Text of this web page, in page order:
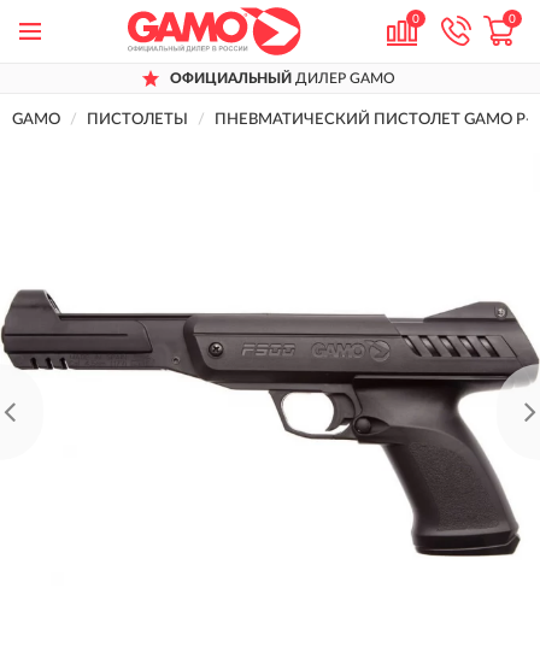
0 0
ОФИЦИАЛЬНЫЙ ДИЛЕР GAMO
GAMO ПИСТОЛЕТЫ ПНЕВМАТИЧЕСКИЙ ПИСТОЛЕТ GAMO P-